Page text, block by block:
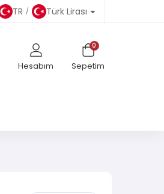
TR Türk Lirası
Hesabım
0
Sepetim